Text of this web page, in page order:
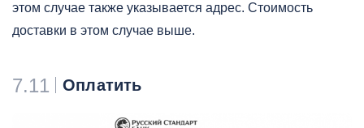
этом случае также указывается адрес. Стоимость
доставки в этом случае выше.
7.11 Оплатить